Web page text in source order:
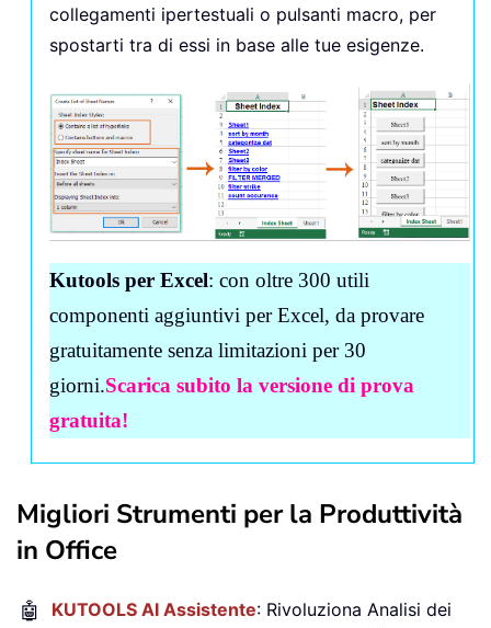
collegamenti ipertestuali o pulsanti macro, per
spostarti tra di essi in base alle tue esigenze.
Kutools per Excel: con oltre 300 utili
componenti aggiuntivi per Excel, da provare
gratuitamente senza limitazioni per 30
giorni.Scarica subito la versione di prova
gratuita!
Migliori Strumenti per la Produttività
in Office
🤖 KUTOOLS AI Assistente: Rivoluziona Analisi dei